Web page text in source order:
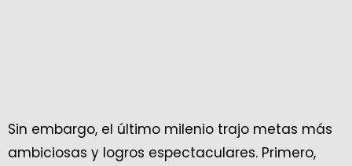
Sin embargo, el último milenio trajo metas más
ambiciosas y logros espectaculares. Primero,